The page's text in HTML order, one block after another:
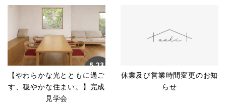
【やわらかな光とともに過ご
す、穏やかな住まい。】完成
見学会
休業及び営業時間変更のお知
らせ